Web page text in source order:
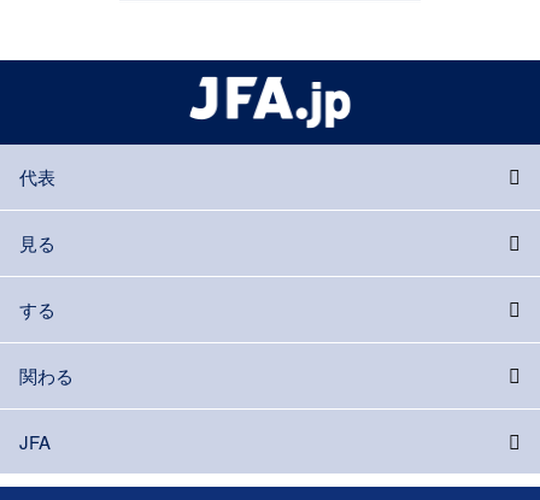
代表
見る
する
関わる
JFA